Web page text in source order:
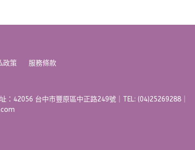
政策 服務條款
：42056 台中市豐原區中正路249號｜TEL: (04)25269288｜